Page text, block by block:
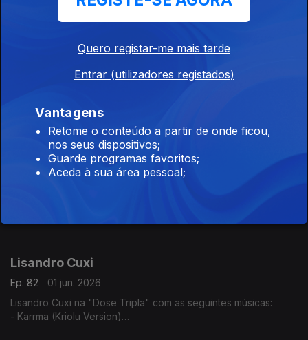
- Te Amar (2016)
Irina Barros
03 jun. 2026
- Bandeira Branca
- Bonito (feat Nelson Freitas)
- Done (feat Chelsea Dinorath)
Don Kikas
Ep. 83
02 jun. 2026
- Pura Sedução
Lisandro Cuxi
Ep. 82
01 jun. 2026
Lisandro Cuxi na "Dose Tripla" com as seguintes músicas:
- Karrma (Kriolu Version)
Quero registar-me mais tarde
Entrar (utilizadores registados)
Vantagens
Retome o conteúdo a partir de onde ficou,
nos seus dispositivos;
Guarde programas favoritos;
Aceda à sua área pessoal;